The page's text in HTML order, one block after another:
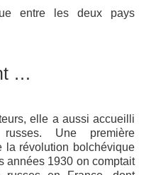
entre les deux pays
…
elle a aussi accueilli
Une première
révolution bolchévique
années 1930 on comptait